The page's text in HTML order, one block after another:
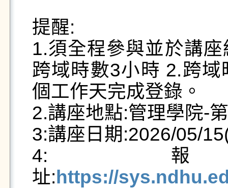
提醒:
1.須全程參與並於講
跨域時數3小時 2.跨
個工作天完成登錄。
2.講座地點:管理學院-
3:講座日期:2026/05/
4:
址: https://